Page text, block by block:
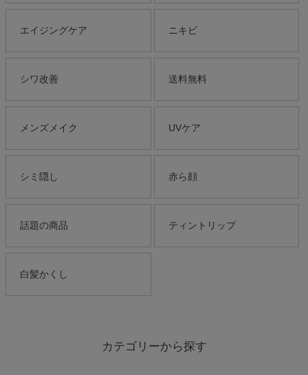
エイジングケア ニキビ
シワ改善 送料無料
メンズメイク UVケア
シミ隠し 赤ら顔
話題の商品 ティントリップ
白髪かくし
カテゴリーから探す